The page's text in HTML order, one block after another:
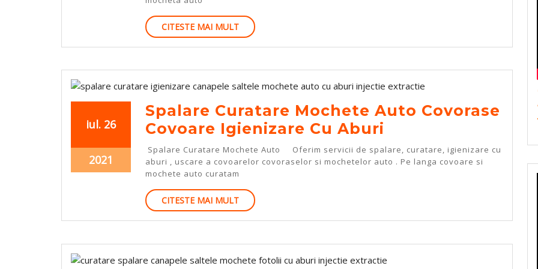
Detailing
Auto
–
Auto
Si
Ozon
CITESTE MAI MULTCITESTE
MAI
MULT
iul.iulie
2021
26iulie
2021
26,
Spalare Curatare Mochete Auto Covorase
Covoare Igienizare Cu Aburi
Curatare
Mochete
Covoare
Cu
Spalare Curatare Mochete Auto Oferim servicii de spalare, curatare, igienizare cu
aburi , uscare a covoarelor covoraselor si mochetelor auto . Pe langa covoare si
mochete auto curatam
CITESTE MAI MULTCITESTE
MAI
MULT